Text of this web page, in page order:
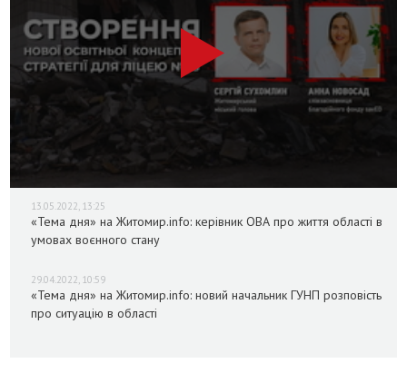
13.05.2022, 13:25
«Тема дня» на Житомир.info: керівник ОВА про життя області в
умовах воєнного стану
29.04.2022, 10:59
«Тема дня» на Житомир.info: новий начальник ГУНП розповість
про ситуацію в області